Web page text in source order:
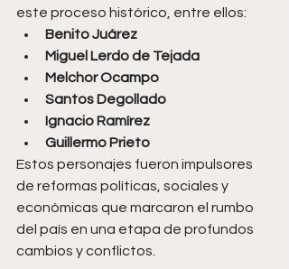
este proceso histórico, entre ellos:
Benito Juárez
Miguel Lerdo de Tejada
Melchor Ocampo
Santos Degollado
Ignacio Ramírez
Guillermo Prieto
Estos personajes fueron impulsores
de reformas políticas, sociales y
económicas que marcaron el rumbo
del país en una etapa de profundos
cambios y conflictos.